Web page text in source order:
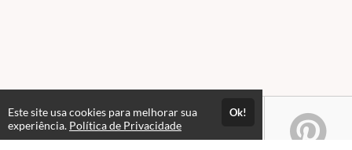
Este site usa cookies para melhorar sua
experiência. Política de Privacidade
Ok!